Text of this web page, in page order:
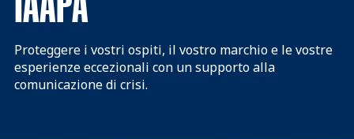
Proteggere i vostri ospiti, il vostro marchio e le vostre
esperienze eccezionali con un supporto alla
comunicazione di crisi.